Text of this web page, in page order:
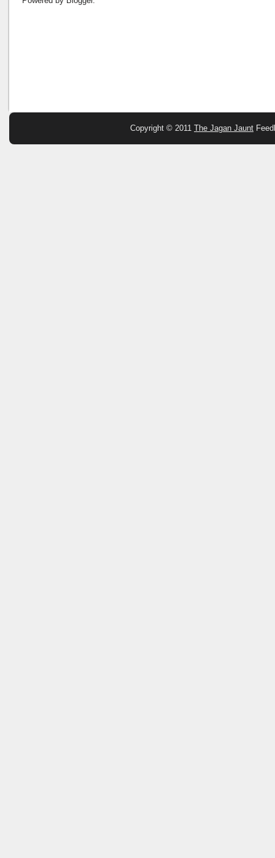
Copyright © 2011 The Jagan Jaunt